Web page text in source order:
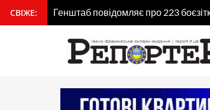
вмісту
СВІЖЕ: Генштаб повідомляє про 223